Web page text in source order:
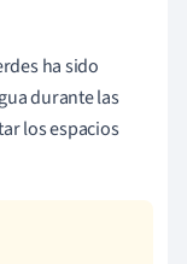
ha sido
durante las
los espacios